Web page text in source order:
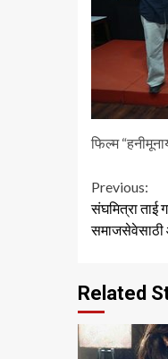
फिल्म
Previous:
संघमित्रा ताई
Related